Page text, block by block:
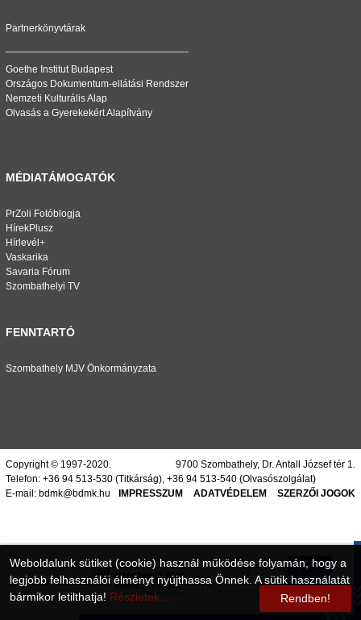
Partnerkönyvtárak
Goethe Institut Budapest
Országos Dokumentum-ellátási Rendszer
Nemzeti Kulturális Alap
Olvasás a Gyerekekért Alapítvány
MÉDIATÁMOGATÓK
PrZoli Fotóblogja
HírekPlusz
Hírlevél+
Vaskarika
Savaria Fórum
Szombathelyi TV
FENNTARTÓ
Szombathely MJV Önkormányzata
Copyright © 1997-2020.
9700 Szombathely, Dr. Antall József tér 1.
Telefon: +36 94 513-530 (Titkárság), +36 94 513-540 (Olvasószolgálat)
E-mail: bdmk@bdmk.hu IMPRESSZUM ADATVÉDELEM SZERZŐI JOGOK
Weboldalunk sütiket (cookie) használ működése folyamán, hogy a
legjobb felhasználói élményt nyújthassa Önnek. A sütik használatát
bármikor letilthatja! Részletek... Rendben!